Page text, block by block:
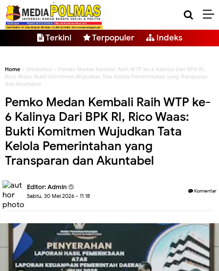
Terkini Terpopuler Indeks
Home » Unlabelled » Pemko Medan Kembali Raih WTP ke-6 Kalinya Dari BPK RI,
Rico Waas: Bukti Komitmen Wujudkan Tata Kelola Pemerintahan yang Transparan
dan Akuntabel
Pemko Medan Kembali Raih WTP ke-
6 Kalinya Dari BPK RI, Rico Waas:
Bukti Komitmen Wujudkan Tata
Kelola Pemerintahan yang
Transparan dan Akuntabel
Editor: Admin
Sabtu, 30 Mei 2026 - 11.18
Komentar